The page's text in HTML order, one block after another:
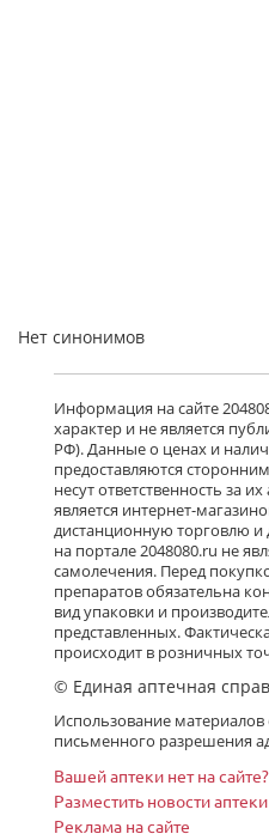
Нет синонимов
Информация на сайте
характер и не является
РФ). Данные о ценах и
предоставляются
несут ответственность за
является интернет-
дистанционную торговлю и
на портале 2048080.ru не
самолечения. Перед
препаратов обязательна
вид упаковки и
представленных.
происходит в розничных
© Единая аптечная
Использование
письменного разрешения
Вашей аптеки нет на сайте?
Разместить новости аптеки
Реклама на сайте